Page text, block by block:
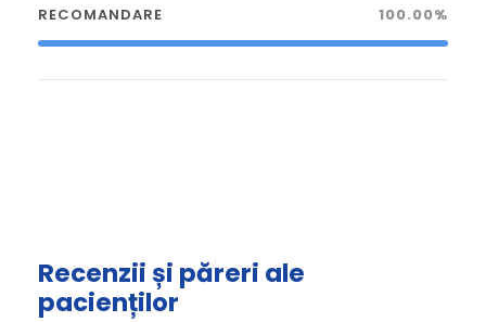
RECOMANDARE 100.00%
Recenzii și păreri ale
pacienților